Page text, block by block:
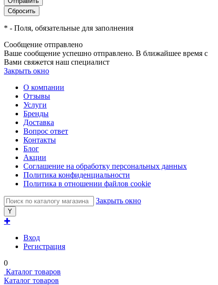
* - Поля, обязательные для заполнения
Сообщение отправлено
Ваше сообщение успешно отправлено. В ближайшее время с
Вами свяжется наш специалист
Закрыть окно
О компании
Отзывы
Услуги
Бренды
Доставка
Вопрос ответ
Контакты
Блог
Акции
Соглашение на обработку персональных данных
Политика конфиденциальности
Политика в отношении файлов cookie
Закрыть окно
✚
Вход
Регистрация
0
Каталог товаров
Каталог товаров